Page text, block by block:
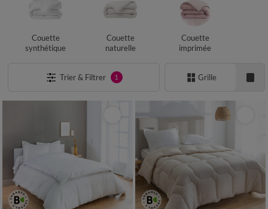
Couette
synthétique
Couette
naturelle
Couette
imprimée
Trier & Filtrer 1 Grille